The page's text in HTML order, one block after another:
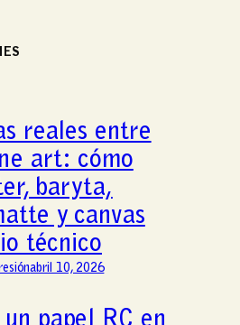
reales entre
art: cómo
baryta,
y canvas
técnico
abril 10, 2026